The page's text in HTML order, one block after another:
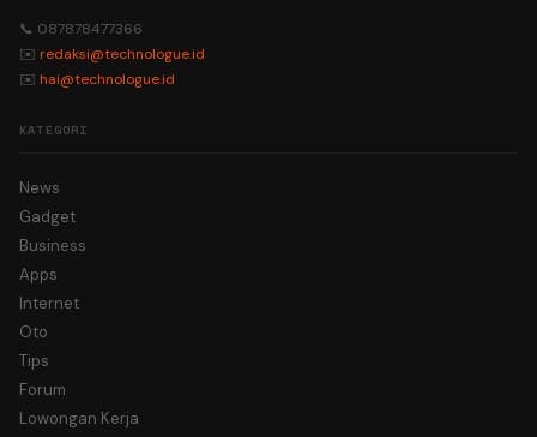
📞 087878477366
✉️ redaksi@technologue.id
✉️ hai@technologue.id
KATEGORI
News
Gadget
Business
Apps
Internet
Oto
Tips
Forum
Lowongan Kerja